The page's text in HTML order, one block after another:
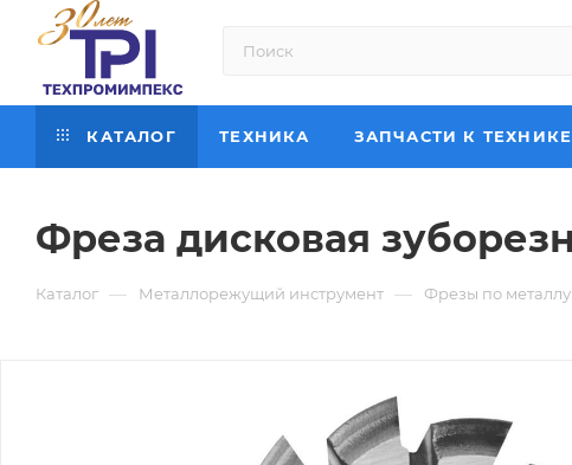
КАТАЛОГ ТЕХНИКА ЗАПЧАСТИ К ТЕХНИКЕ
Фреза дисковая
Каталог — Металлорежущий инструмент — Фрезы по металлу